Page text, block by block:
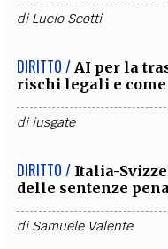
diLucio Scotti
DIRITTO / AI per la
rischi legali e
diiusgate
DIRITTO / Italia-
delle sentenze
diSamuele Valente